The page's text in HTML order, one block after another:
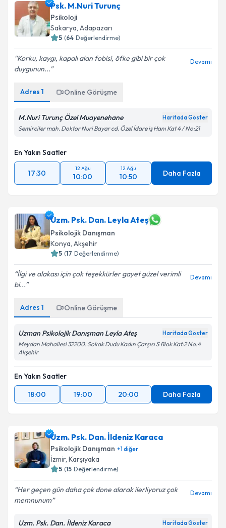
Psk. M.Nuri Turunç
Psikoloji
Sakarya, Adapazarı
5 (64 Değerlendirme)
Korku, kaygı, kapalı alan fobisi, öfke gibi bir çok
duygunun...
Devamı
Adres 1 Online Görüşme
M.Nuri Turunç Özel Muayenehane Haritada Göster
Semirciler mah. Doktor Nuri Bayar cd. Özel İdare iş Hanı Kat 4 / No:21
En Yakın Saatler
17:30
12 Ağu
10:00
12 Ağu
10:50 Daha Fazla
Uzm. Psk. Dan. Leyla Ateş
Psikolojik Danışman
Konya, Akşehir
5 (17 Değerlendirme)
İlgi ve alakası için çok teşekkürler gayet güzel verimli
bi...
Devamı
Adres 1 Online Görüşme
Uzman Psikolojik Danışman Leyla Ateş Haritada Göster
Meydan Mahallesi 32200. Sokak Dudu Kadın Çarşısı S Blok Kat:2 No:4
Akşehir
En Yakın Saatler
18:00
19:00 20:00 Daha Fazla
Uzm. Psk. Dan. İldeniz Karaca
Psikolojik Danışman +1diğer
İzmir, Karşıyaka
5 (15 Değerlendirme)
Her geçen gün daha çok done alarak ilerliyoruz çok
memnunum
Devamı
Uzm. Psk. Dan. İldeniz Karaca Haritada Göster